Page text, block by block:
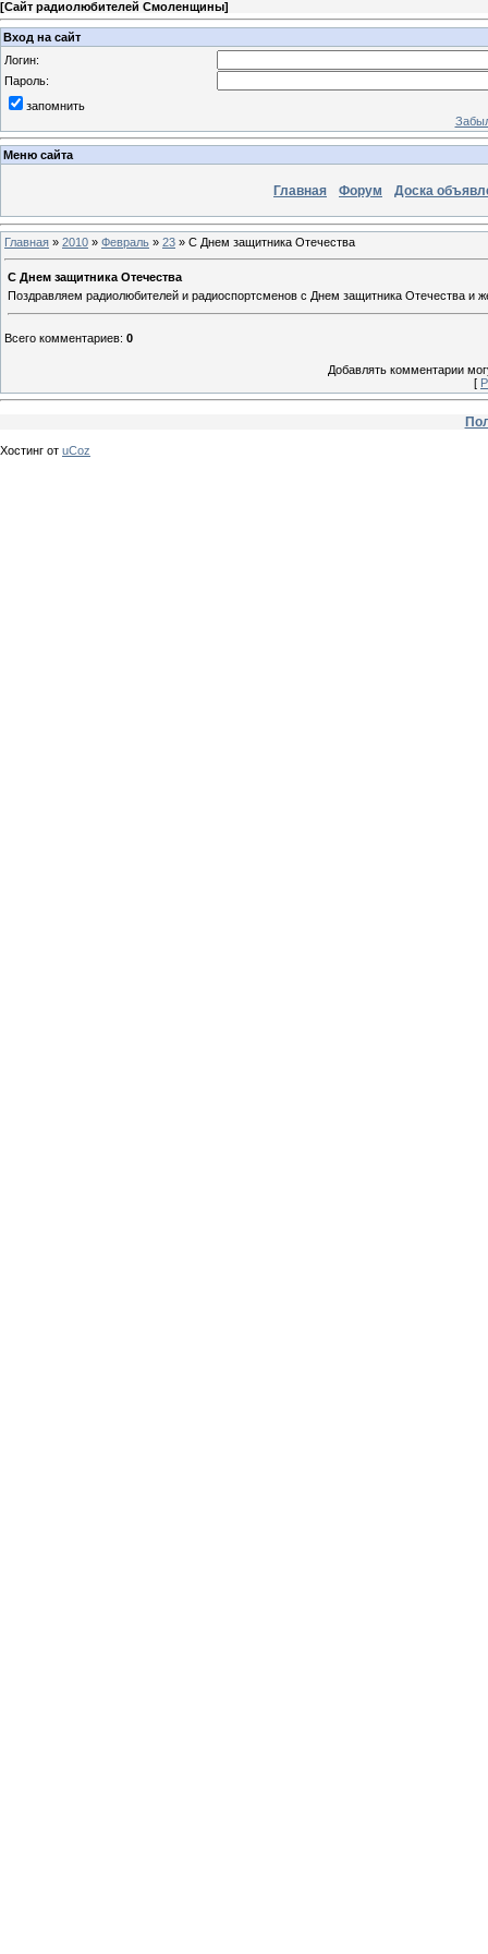
[Сайт радиолюбителей Смоленщины]
Вход на сайт
Логин:
Пароль:
запомнить
Меню сайта
Главная Форум Доска
Главная » 2010 » Февраль » 23 » С Днем защитника Отечества
С Днем защитника Отечества
Поздравляем радиолюбителей и радиоспортсменов с Днем защитника Отечества и
Всего комментариев: 0
Добавлять комментарии
[
Хостинг от uCoz